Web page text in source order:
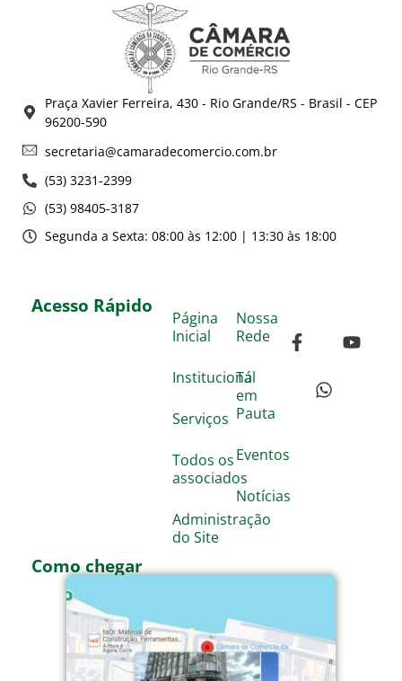
Praça Xavier Ferreira, 430 - Rio Grande/RS - Brasil - CEP
96200-590
secretaria@camaradecomercio.com.br
(53) 3231-2399
(53) 98405-3187
Segunda a Sexta: 08:00 às 12:00 | 13:30 às 18:00
Acesso Rápido
Página
Inicial
Institucional
Serviços
Todos os
associados
Administração
do Site
Nossa
Rede
Tá
em
Pauta
Eventos
Notícias
Como chegar